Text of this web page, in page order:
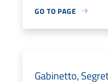
GO TO PAGE
Gabinetto,